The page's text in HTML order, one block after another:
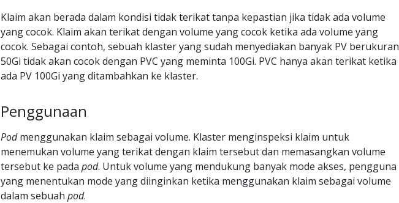
Klaim akan berada dalam kondisi tidak terikat tanpa kepastian jika tidak ada volume
yang cocok. Klaim akan terikat dengan volume yang cocok ketika ada volume yang
cocok. Sebagai contoh, sebuah klaster yang sudah menyediakan banyak PV berukuran
50Gi tidak akan cocok dengan PVC yang meminta 100Gi. PVC hanya akan terikat ketika
ada PV 100Gi yang ditambahkan ke klaster.
Penggunaan
Podmenggunakan klaim sebagai volume. Klaster menginspeksi klaim untuk
menemukan volume yang terikat dengan klaim tersebut dan memasangkan volume
tersebut ke pada pod. Untuk volume yang mendukung banyak mode akses, pengguna
yang menentukan mode yang diinginkan ketika menggunakan klaim sebagai volume
dalam sebuah pod.